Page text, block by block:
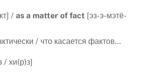
/ as a matter of fact [эз-э-мэтё-
/ что касается фактов…
/ хи(р)з]